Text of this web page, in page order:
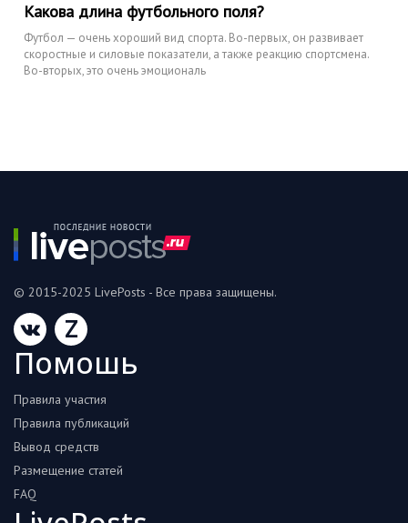
Какова длина футбольного поля?
Футбол — очень хороший вид спорта. Во-первых, он развивает
скоростные и силовые показатели, а также реакцию спортсмена.
Во-вторых, это очень эмоциональ
© 2015-2025 LivePosts - Все права защищены.
Z
Помошь
Правила участия
Правила публикаций
Вывод средств
Размещение статей
FAQ